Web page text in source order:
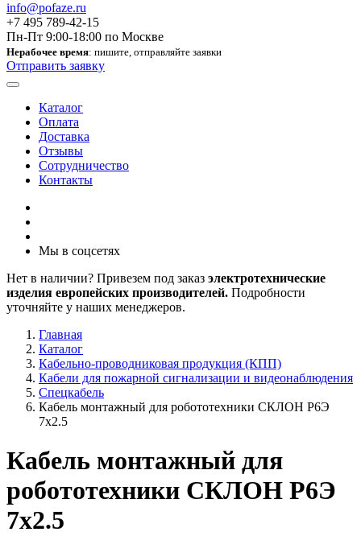
info@pofaze.ru
+7 495 789-42-15
Пн-Пт 9:00-18:00 по Москве
Нерабочее время: пишите, отправляйте заявки
Отправить заявку
Каталог
Оплата
Доставка
Отзывы
Сотрудничество
Контакты
Мы в соцсетях
Нет в наличии? Привезем под заказ электротехнические
изделия европейских производителей. Подробности
уточняйте у наших менеджеров.
Главная
Каталог
Кабельно-проводниковая продукция (КПП)
Кабели для пожарной сигнализации и видеонаблюдения
Спецкабель
Кабель монтажный для робототехники СКЛОН Р6Э
7х2.5
Кабель монтажный для
робототехники СКЛОН Р6Э
7х2.5